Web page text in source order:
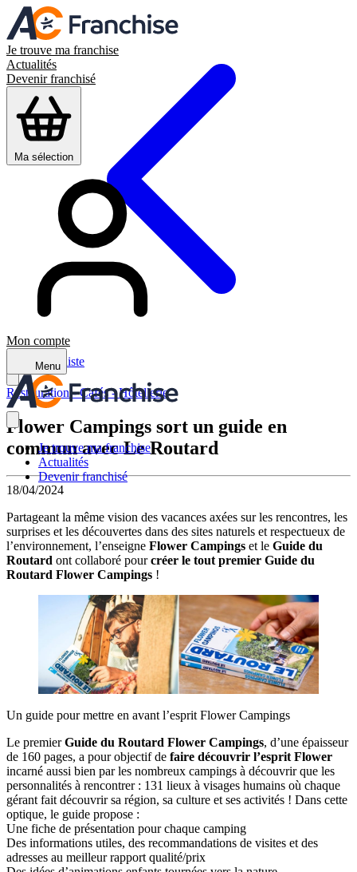
Je trouve ma franchise
Actualités
Devenir franchisé
Ma sélection
Mon compte
Menu
Je trouve ma franchise
Actualités
Devenir franchisé
Retour à la liste
Restauration - Cafés - Hôtellerie
Flower Campings sort un guide en
commun avec Le Routard
18/04/2024
Partageant la même vision des vacances axées sur les rencontres, les
surprises et les découvertes dans des sites naturels et respectueux de
l’environnement, l’enseigne Flower Campings et le Guide du
Routard ont collaboré pourcréer le tout premier Guide du
Routard Flower Campings !
Un guide pour mettre en avant l’esprit Flower Campings
Le premierGuide du Routard Flower Campings, d’une épaisseur
de 160 pages, a pour objectif de faire découvrir l’esprit Flower
incarné aussi bien par les nombreux campings à découvrir que les
personnalités à rencontrer : 131 lieux à visages humains où chaque
gérant fait découvrir sa région, sa culture et ses activités ! Dans cette
optique, le guide propose :
Une fiche de présentation pour chaque camping
Des informations utiles, des recommandations de visites et des
adresses au meilleur rapport qualité/prix